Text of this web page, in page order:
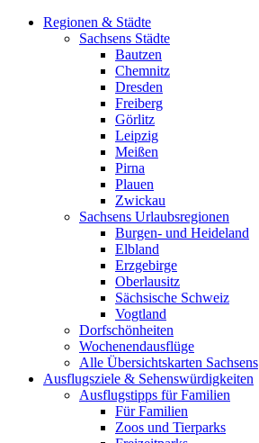
Regionen & Städte
Sachsens Städte
Bautzen
Chemnitz
Dresden
Freiberg
Görlitz
Leipzig
Meißen
Pirna
Plauen
Zwickau
Sachsens Urlaubsregionen
Burgen- und Heideland
Elbland
Erzgebirge
Oberlausitz
Sächsische Schweiz
Vogtland
Dorfschönheiten
Wochenendausflüge
Alle Übersichtskarten Sachsens
Ausflugsziele & Sehenswürdigkeiten
Ausflugstipps für Familien
Für Familien
Zoos und Tierparks